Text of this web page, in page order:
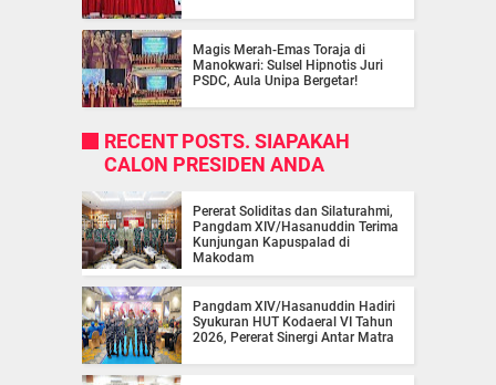
Magis Merah-Emas Toraja di
Manokwari: Sulsel Hipnotis Juri
PSDC, Aula Unipa Bergetar!
RECENT POSTS. SIAPAKAH
CALON PRESIDEN ANDA
Pererat Soliditas dan Silaturahmi,
Pangdam XIV/Hasanuddin Terima
Kunjungan Kapuspalad di
Makodam
Pangdam XIV/Hasanuddin Hadiri
Syukuran HUT Kodaeral VI Tahun
2026, Pererat Sinergi Antar Matra